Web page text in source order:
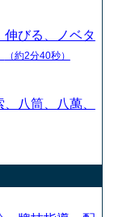
伸びる、ノベタ
（約2分40秒）
八筒、八萬、